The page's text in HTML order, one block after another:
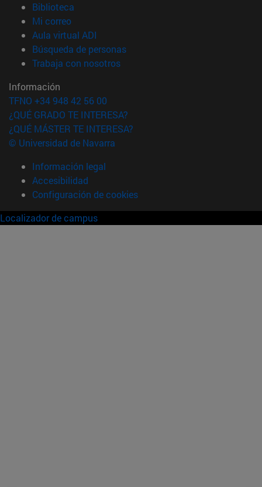
Biblioteca
Mi correo(abre en nueva ventana)
Aula virtual ADI
Búsqueda de personas(abre en nueva ventana)
Trabaja con nosotros(abre en nueva ventana)
Información
TFNO +34 948 42 56 00
¿QUÉ GRADO TE INTERESA?
¿QUÉ MÁSTER TE INTERESA?
© Universidad de Navarra
Información legal
Accesibilidad
Configuración de cookies
Localizador de campus